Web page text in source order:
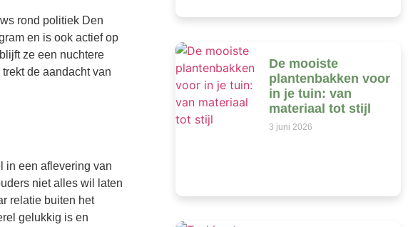
rond politiek Den
en is ook actief op
ze een nuchtere
de aandacht van
in een aflevering van
niet alles wil laten
relatie buiten het
gelukkig is en
De mooiste
plantenbakken voor
in je tuin: van
materiaal tot stijl
3 juni 2026